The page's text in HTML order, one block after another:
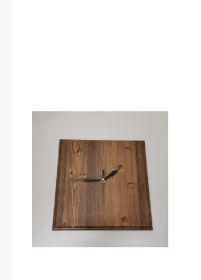
Политика конфиденциальности